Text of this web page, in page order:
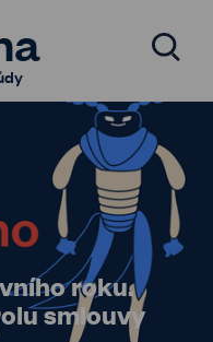
roku.
smlouvy